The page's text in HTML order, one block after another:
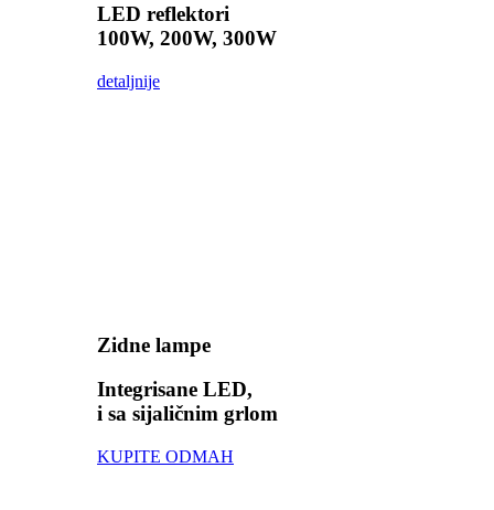
LED reflektori
100W, 200W, 300W
detaljnije
Zidne lampe
Integrisane LED,
i sa sijaličnim grlom
KUPITE ODMAH